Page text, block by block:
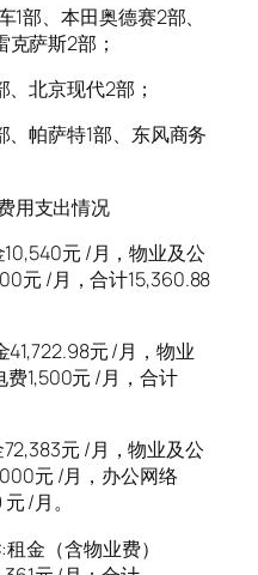
1部、本田奥德赛2部、
萨斯2部；
北京现代2部；
、帕萨特1部、东风商务
用支出情况
10,540元 /月，物业及公
元 /月，合计15,360.88
元 /月，物业
费1,500元 /月，合计
元 /月，物业及公
元 /月，办公网络
/月。
金（含物业费）